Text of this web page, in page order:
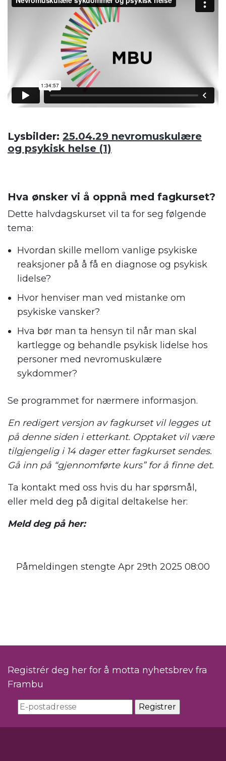
Lysbilder: 25.04.29 nevromuskulære
og psykisk helse (1)
Hva ønsker vi å oppnå med fagkurset?
Dette halvdagskurset vil ta for seg følgende
tema:
Hvordan skille mellom vanlige psykiske
reaksjoner på å få en diagnose og psykisk
lidelse?
Hvor henviser man ved mistanke om
psykiske vansker?
Hva bør man ta hensyn til når man skal
kartlegge og behandle psykisk lidelse hos
personer med nevromuskulære
sykdommer?
Se programmet for nærmere informasjon.
En redigert versjon av fagkurset vil legges ut
på denne siden i etterkant. Opptaket vil være
tilgjengelig i 14 dager etter fagkurset sendes.
Gå inn på “gjennomførte kurs” for å finne det.
Ta kontakt med oss hvis du har spørsmål,
eller meld deg på digital deltakelse her:
Meld deg på her:
Påmeldingen stengte Apr 29th 2025 08:00
Registrér deg her for å motta nyhetsbrev fra
Frambu